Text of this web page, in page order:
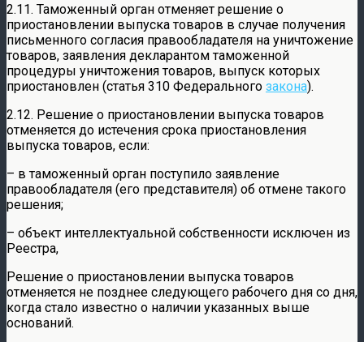
2.11. Таможенный орган отменяет решение о
приостановлении выпуска товаров в случае получения
письменного согласия правообладателя на уничтожение
товаров, заявления декларантом таможенной
процедуры уничтожения товаров, выпуск которых
приостановлен (статья 310 Федерального закона).
2.12. Решение о приостановлении выпуска товаров
отменяется до истечения срока приостановления
выпуска товаров, если:
– в таможенный орган поступило заявление
правообладателя (его представителя) об отмене такого
решения;
– объект интеллектуальной собственности исключен из
Реестра,
Решение о приостановлении выпуска товаров
отменяется не позднее следующего рабочего дня со дня,
когда стало известно о наличии указанных выше
оснований.